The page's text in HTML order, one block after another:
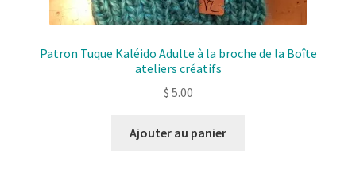
Patron Tuque Kaléido Adulte à la broche de la Boîte
ateliers créatifs
$ 5.00
Ajouter au panier